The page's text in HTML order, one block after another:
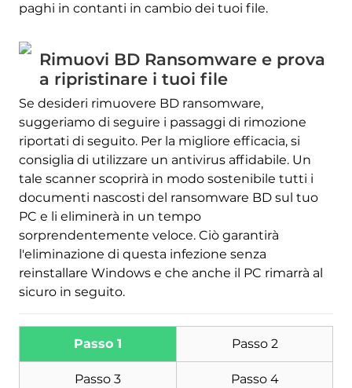
paghi in contanti in cambio dei tuoi file.
Rimuovi BD Ransomware e prova
a ripristinare i tuoi file
Se desideri rimuovere BD ransomware,
suggeriamo di seguire i passaggi di rimozione
riportati di seguito. Per la migliore efficacia, si
consiglia di utilizzare un antivirus affidabile. Un
tale scanner scoprirà in modo sostenibile tutti i
documenti nascosti del ransomware BD sul tuo
PC e li eliminerà in un tempo
sorprendentemente veloce. Ciò garantirà
l'eliminazione di questa infezione senza
reinstallare Windows e che anche il PC rimarrà al
sicuro in seguito.
Passo 1 Passo 2
Passo 3 Passo 4
Scarica
Strumento di rimozione
malware